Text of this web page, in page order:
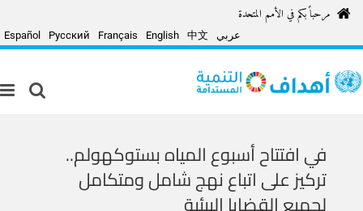
Skip
content
مرحباً بكم في الأمم المتحدة
عربي 中文
English
Français
Русский
Español
في افتتاح أسبوع المياه بستوكهولم..
تركيز على اتباع نهج شامل ومتكامل